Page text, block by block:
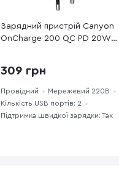
Зарядний пристрій Canyon
OnCharge 200 QC PD 20W
309 грн
Провідний
Мережевий 220В
Кількість USB портів: 2
Підтримка швидкої зарядки: Так